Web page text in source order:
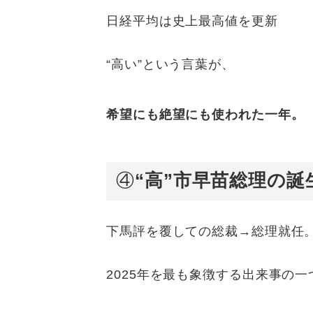
日経平均は史上最高値を更新
“高い”という言葉が、
希望にも絶望にも使われた一年。
④“高”市早苗総理の誕
下馬評を覆しての総裁→総理就任。
2025年を最も象徴する出来事の一